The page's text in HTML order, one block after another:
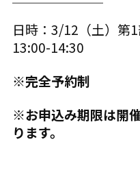
日時：3/12（土）
13:00-14:30
※完全予約制
※お申込み期限は開
ります。